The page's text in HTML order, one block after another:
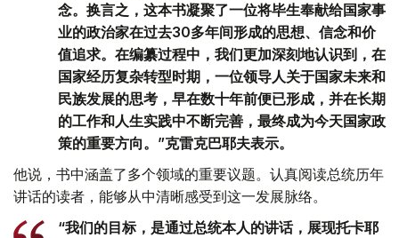
念。换言之，这本书凝聚了一位将毕生奉献给国家事
业的政治家在过去30多年间形成的思想、信念和价
值追求。在编纂过程中，我们更加深刻地认识到，在
国家经历复杂转型时期，一位领导人关于国家未来和
民族发展的思考，早在数十年前便已形成，并在长期
的工作和人生实践中不断完善，最终成为今天国家政
策的重要方向。”克雷克巴耶夫表示。
他说，书中涵盖了多个领域的重要议题。认真阅读总统历年
讲话的读者，能够从中清晰感受到这一发展脉络。
“我们的目标，是通过总统本人的讲话，展现托卡耶